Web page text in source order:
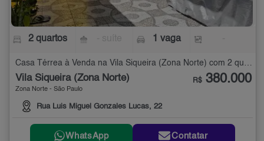
2 quartos 1 vaga
Casa Térrea à Venda na Vila Siqueira (Zona Norte) com 2 quartos
Vila Siqueira (Zona Norte)
Zona Norte - São Paulo
Rua Luis Miguel Gonzales Lucas, 22
R$ 380.000
WhatsApp Contatar